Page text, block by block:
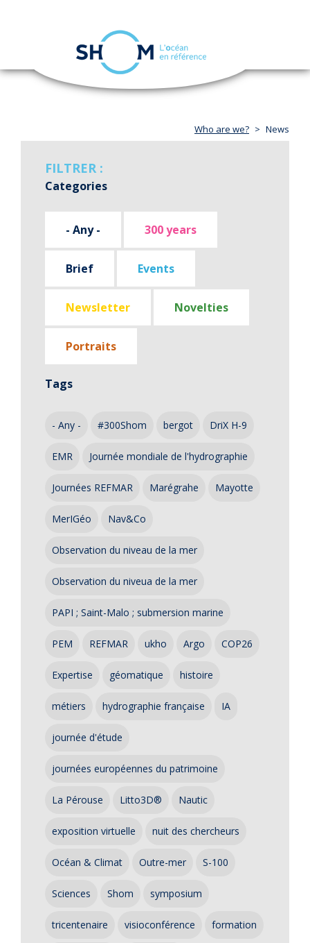
Skip
navigation
Who are we? News
FILTRER :
Categories
- Any - 300 years
Brief Events
Newsletter Novelties
Portraits
Tags
- Any - #300Shom bergot DriX H-9
EMR Journée mondiale de l'hydrographie
Journées REFMAR Marégrahe Mayotte
MerIGéo Nav&Co
Observation du niveau de la mer
Observation du niveua de la mer
PAPI ; Saint-Malo ; submersion marine
PEM REFMAR ukho Argo COP26
Expertise géomatique histoire
métiers hydrographie française IA
journée d'étude
journées européennes du patrimoine
La Pérouse Litto3D® Nautic
exposition virtuelle nuit des chercheurs
Océan & Climat Outre-mer S-100
Sciences Shom symposium
tricentenaire visioconférence formation